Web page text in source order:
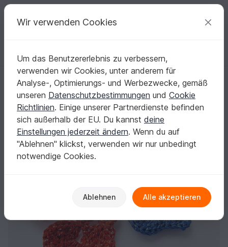
Deine kreativen Ideen
Deutsch | € (EUR) einloggen Kostenlos registrieren
Startseite Kostenlos Häkeln
Applikationen
Weitere Applikationen
Häkelanleitung Herz 3
Häkelanleitung Herz 3
Wir verwenden Cookies
Um das Benutzererlebnis zu verbessern,
verwenden wir Cookies, unter anderem für
Analyse-, Optimierungs- und Werbezwecke, gemäß
unseren Datenschutzbestimmungen und Cookie
Richtlinien. Einige unserer Partnerdienste befinden
sich außerhalb der EU. Du kannst deine
Einstellungen jederzeit ändern. Wenn du auf
"Ablehnen" klickst, verwenden wir nur unbedingt
notwendige Cookies.
Ablehnen Alle akzeptieren